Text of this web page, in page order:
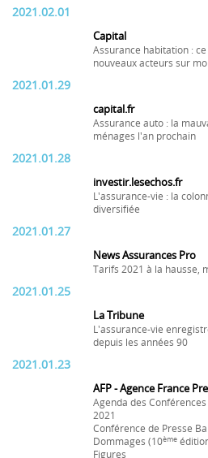
2021.02.01
Capital
Assurance habitation :
nouveaux acteurs sur
2021.01.29
capital.fr
Assurance auto : la
ménages l'an prochain
2021.01.28
investir.lesechos.fr
L'assurance-vie : la
diversifiée
2021.01.27
News Assurances Pro
Tarifs 2021 à la hausse,
2021.01.25
La Tribune
L'assurance-vie
depuis les années 90
2021.01.23
AFP - Agence France
Agenda des
2021
Conférence de Presse
Dommages (10ème
Figures